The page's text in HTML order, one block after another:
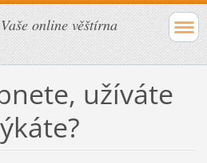
online věštírna
užíváte